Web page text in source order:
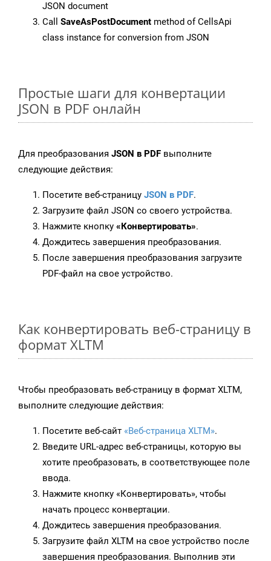
JSON document
Call SaveAsPostDocument method of CellsApi
class instance for conversion from JSON
Простые шаги для конвертации
JSON в PDF онлайн
Для преобразования JSON в PDF выполните
следующие действия:
Посетите веб-страницу JSON в PDF.
Загрузите файл JSON со своего устройства.
Нажмите кнопку «Конвертировать».
Дождитесь завершения преобразования.
После завершения преобразования загрузите
PDF-файл на свое устройство.
Как конвертировать веб-страницу в
формат XLTM
Чтобы преобразовать веб-страницу в формат XLTM,
выполните следующие действия:
Посетите веб-сайт «Веб-страница XLTM».
Введите URL-адрес веб-страницы, которую вы
хотите преобразовать, в соответствующее поле
ввода.
Нажмите кнопку «Конвертировать», чтобы
начать процесс конвертации.
Дождитесь завершения преобразования.
Загрузите файл XLTM на свое устройство после
завершения преобразования. Выполнив эти